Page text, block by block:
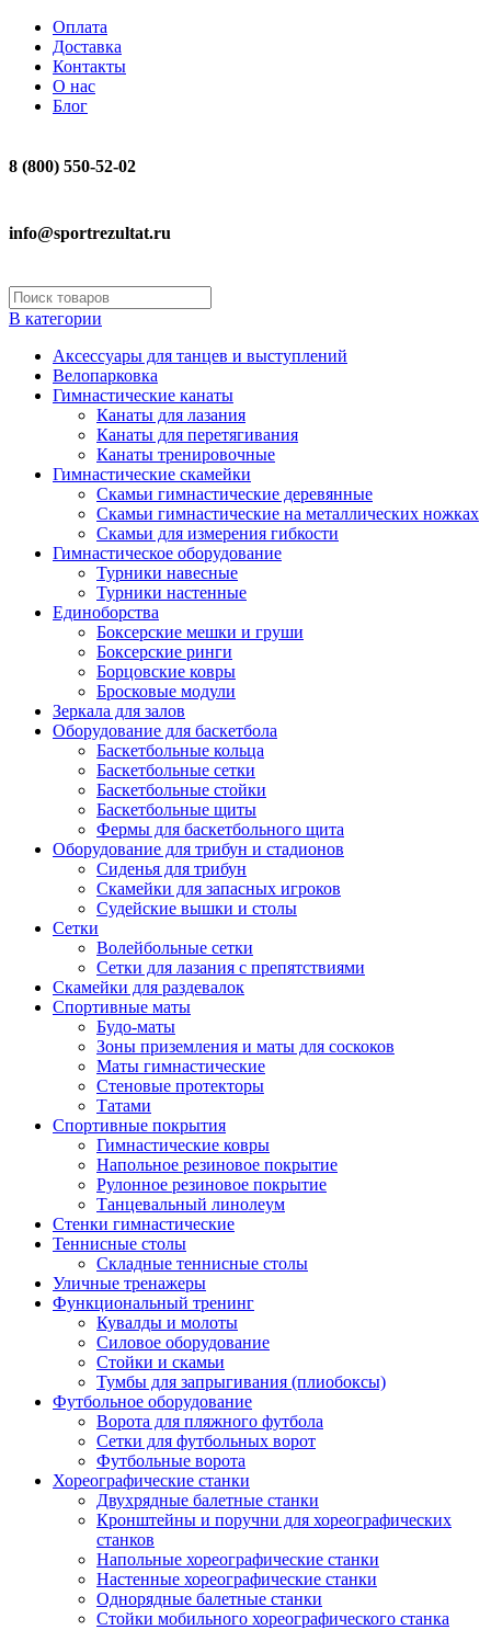
Оплата
Доставка
Контакты
О нас
Блог
8 (800) 550-52-02
info@sportrezultat.ru
В категории
Аксессуары для танцев и выступлений
Велопарковка
Гимнастические канаты
Канаты для лазания
Канаты для перетягивания
Канаты тренировочные
Гимнастические скамейки
Скамьи гимнастические деревянные
Скамьи гимнастические на металлических ножках
Скамьи для измерения гибкости
Гимнастическое оборудование
Турники навесные
Турники настенные
Единоборства
Боксерские мешки и груши
Боксерские ринги
Борцовские ковры
Бросковые модули
Зеркала для залов
Оборудование для баскетбола
Баскетбольные кольца
Баскетбольные сетки
Баскетбольные стойки
Баскетбольные щиты
Фермы для баскетбольного щита
Оборудование для трибун и стадионов
Сиденья для трибун
Скамейки для запасных игроков
Судейские вышки и столы
Сетки
Волейбольные сетки
Сетки для лазания с препятствиями
Скамейки для раздевалок
Спортивные маты
Будо-маты
Зоны приземления и маты для соскоков
Маты гимнастические
Стеновые протекторы
Татами
Спортивные покрытия
Гимнастические ковры
Напольное резиновое покрытие
Рулонное резиновое покрытие
Танцевальный линолеум
Стенки гимнастические
Теннисные столы
Складные теннисные столы
Уличные тренажеры
Функциональный тренинг
Кувалды и молоты
Силовое оборудование
Стойки и скамьи
Тумбы для запрыгивания (плиобоксы)
Футбольное оборудование
Ворота для пляжного футбола
Сетки для футбольных ворот
Футбольные ворота
Хореографические станки
Двухрядные балетные станки
Кронштейны и поручни для хореографических
станков
Напольные хореографические станки
Настенные хореографические станки
Однорядные балетные станки
Стойки мобильного хореографического станка